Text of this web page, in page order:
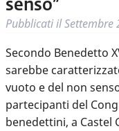
senso”
Pubblicati ilSettembre
Secondo Benedetto
sarebbe
vuoto e del non
partecipanti del
benedettini, a Castel